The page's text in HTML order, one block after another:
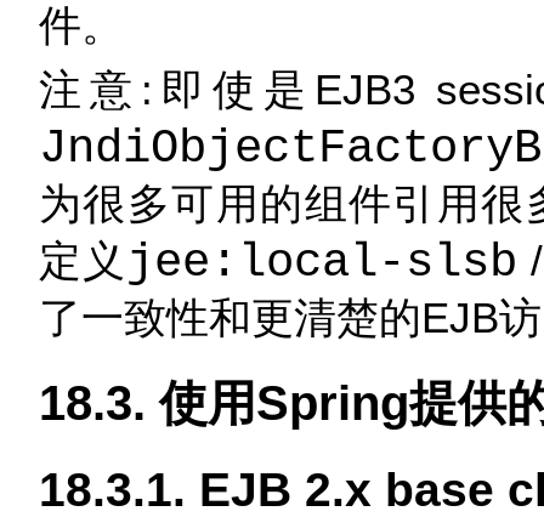
件。
注意:即使是EJB3
为很多可用的组件引用
定义 jee:local-slsb
了一致性和更清楚的EJB
18.3. 使用Spring提供
18.3.1. EJB 2.x base